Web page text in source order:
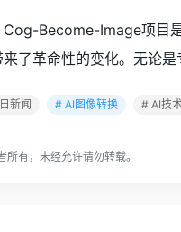
Cog-Become-Image项目
了革命性的变化。无论
新闻 # AI图像转换 # AI技
所有，未经允许请勿转载。